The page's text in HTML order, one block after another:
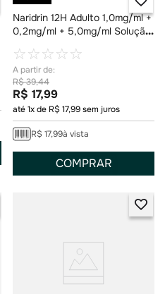
Naridrin 12H Adulto 1,0mg/ml +
0,2mg/ml + 5,0mg/ml Solução
☆☆☆☆☆
R$39,44
R$ 17,99
até1x de R$17,99sem juros
R$ 17,99à vista
COMPRAR